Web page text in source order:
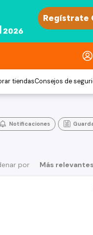
tiendasConsejos de
Notificaciones
por Más relevantes